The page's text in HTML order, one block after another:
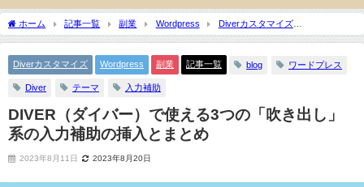
ホーム 記事一覧 副業 Wordpress
Diverカスタマイズ
DIVER（ダイバー）で使える3つの「吹き出し」系の入力補助の挿入とまとめ
Diverカスタマイズ Wordpress 副業 記事一覧 blog ワードプレス
Diver テーマ 入力補助
DIVER（ダイバー）で使える3つの「吹き出し」
系の入力補助の挿入とまとめ
2023年8月11日 2023年8月20日